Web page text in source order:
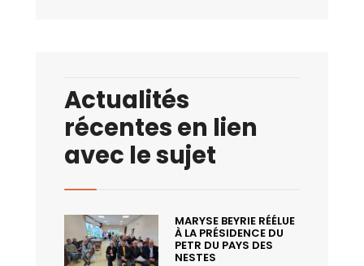
Actualités
récentes en lien
avec le sujet
MARYSE BEYRIE RÉÉLUE
À LA PRÉSIDENCE DU
PETR DU PAYS DES
NESTES